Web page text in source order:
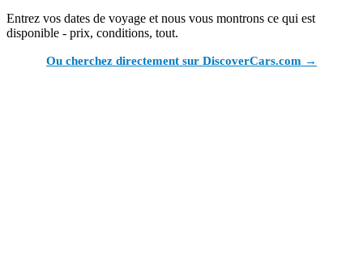
Entrez vos dates de voyage et nous vous montrons ce qui est
disponible - prix, conditions, tout.
Ou cherchez directement sur DiscoverCars.com →